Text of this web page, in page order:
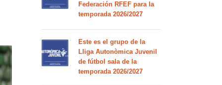
Federación RFEF para la
temporada 2026/2027
Este es el grupo de la
Lliga Autonòmica Juvenil
de fútbol sala de la
temporada 2026/2027